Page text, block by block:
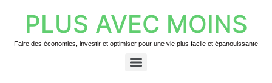
PLUS AVEC MOINS
Faire des économies, investir et optimiser pour une vie plus facile et épanouissante